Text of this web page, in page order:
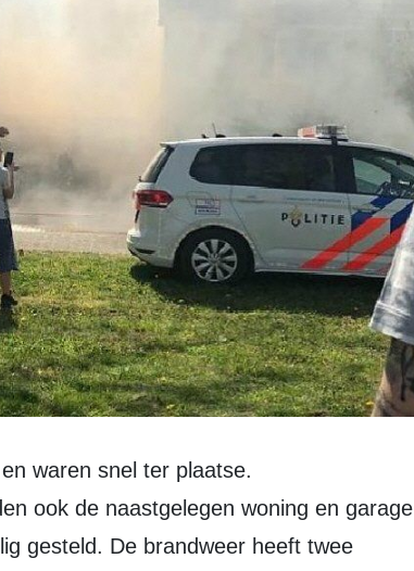
waren snel ter plaatse.
ook de naastgelegen woning en garage
gesteld. De brandweer heeft twee